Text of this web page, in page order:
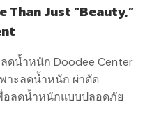
Than Just “Beauty,”
ดน้ำหนัก Doodee Center
าะลดน้ำหนัก ผ่าตัด
อลดน้ำหนักแบบปลอดภัย